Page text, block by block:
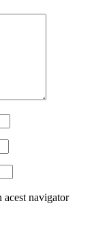
acest navigator